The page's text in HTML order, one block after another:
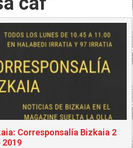
Corresponsalía Bizkaia 2